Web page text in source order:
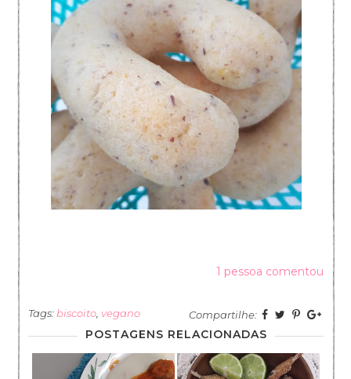
1 pessoa comentou
Tags: biscoito ,vegano Compartilhe:
POSTAGENS RELACIONADAS